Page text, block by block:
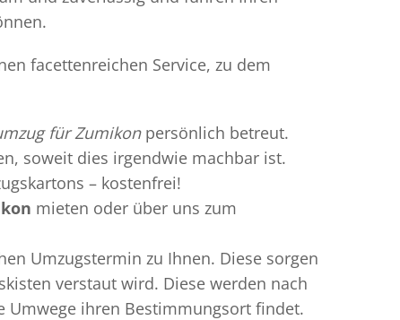
facettenreichen Service, zu dem
für Zumikonpersönlich betreut.
soweit dies irgendwie machbar ist.
– kostenfrei!
mieten oder über uns zum
Umzugstermin zu Ihnen. Diese sorgen
verstaut wird. Diese werden nach
Umwege ihren Bestimmungsort findet.